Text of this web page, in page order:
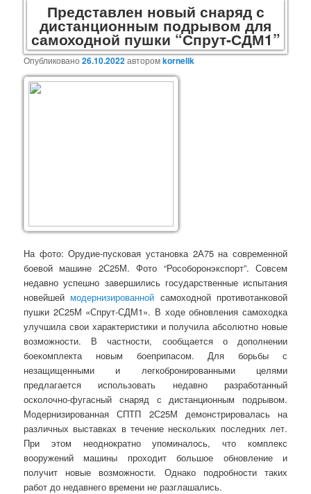
Представлен новый снаряд с
дистанционным подрывом для
самоходной пушки “Спрут-СДМ1”
Опубликовано26.10.2022авторомkornelik
На фото: Орудие-пусковая установка 2А75 на современной
боевой машине 2С25М. Фото “Рособоронэкспорт”. Совсем
недавно успешно завершились государственные испытания
новейшей модернизированной самоходной противотанковой
пушки 2С25М «Спрут-СДМ1». В ходе обновления самоходка
улучшила свои характеристики и получила абсолютно новые
возможности. В частности, сообщается о дополнении
боекомплекта новым боеприпасом. Для борьбы с
незащищенными и легкобронированными целями
предлагается использовать недавно разработанный
осколочно-фугасный снаряд с дистанционным подрывом.
Модернизированная СПТП 2С25М демонстрировалась на
различных выставках в течение нескольких последних лет.
При этом неоднократно упоминалось, что комплекс
вооружений машины проходит большое обновление и
получит новые возможности. Однако подробности таких
работ до недавнего времени не разглашались.